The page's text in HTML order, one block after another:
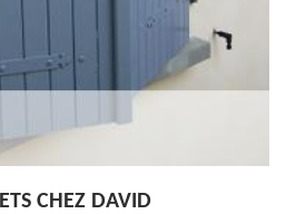
CHEZ DAVID